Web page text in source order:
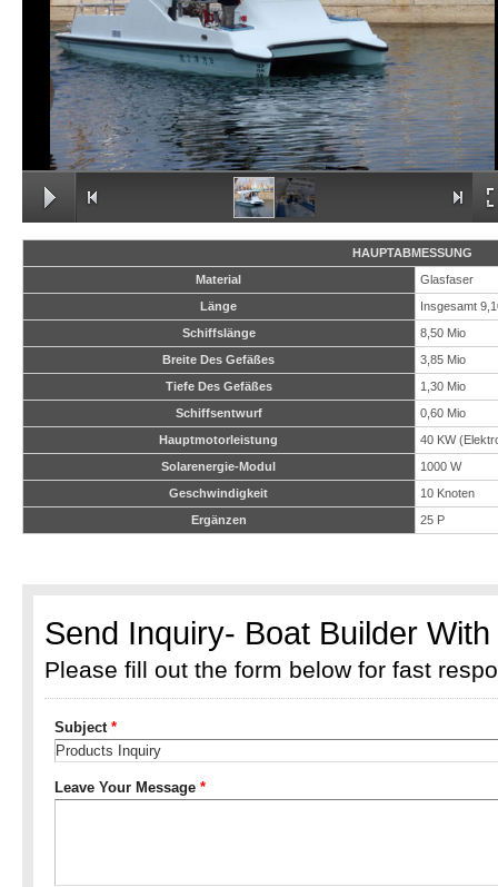
HAUPTABMESSUNG
Material
Glasfaser
Länge
Insgesamt
Schiffslänge
8,50 Mio
Breite Des Gefäßes
3,85 Mio
Tiefe Des Gefäßes
1,30 Mio
Schiffsentwurf
0,60 Mio
Hauptmotorleistung
40 KW
Solarenergie-Modul
1000 W
Geschwindigkeit
10 Knoten
Ergänzen
25 P